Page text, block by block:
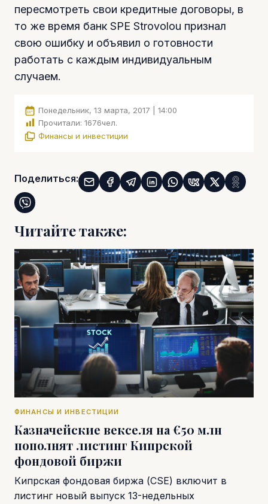
пересмотреть свои кредитные договоры, в
то же время банк SPE Strovolou признал
свою ошибку и объявил о готовности
работать с каждым индивидуальным
случаем.
Понедельник, 13 марта, 2017 | 14:00
Прочитали: 1676чел.
Финансы и инвестиции
Поделиться:
Читайте также:
ФИНАНСЫ И ИНВЕСТИЦИИ
Казначейские векселя на €50 млн
пополнят листинг Кипрской
фондовой биржи
Кипрская фондовая биржа (CSE) включит в
листинг новый выпуск 13-недельных